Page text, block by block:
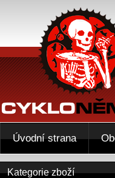
Kategorie zboží
Úvodní strana